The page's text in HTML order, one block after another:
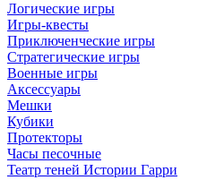
Логические игры
Игры-квесты
Приключенческие игры
Стратегические игры
Военные игры
Аксессуары
Мешки
Кубики
Протекторы
Часы песочные
Театр теней Истории Гарри